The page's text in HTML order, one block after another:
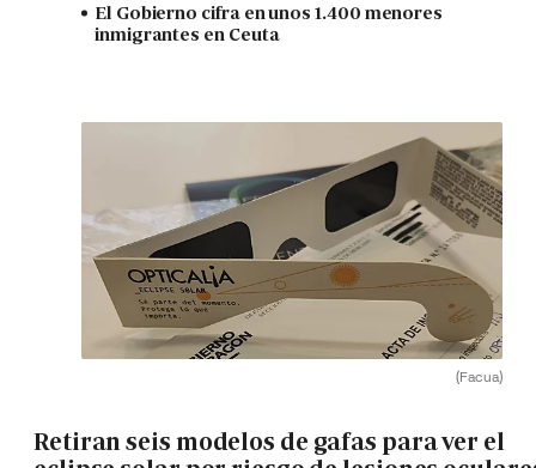
El Gobierno cifra en unos 1.400 menores
inmigrantes en Ceuta
(Facua)
Retiran seis modelos de gafas para ver el